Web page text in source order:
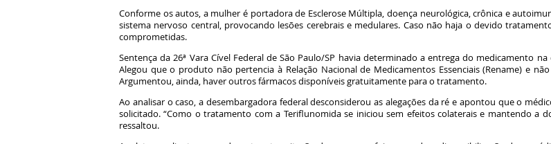
Conforme os autos, a mulher é portadora de Esclerose Múltipla, doença neurológica, crônica e
sistema nervoso central, provocando lesões cerebrais e medulares. Caso não haja o devido
comprometidas.
Sentença da 26ª Vara Cível Federal de São Paulo/SP havia determinado a entrega do medicamento
Alegou que o produto não pertencia à Relação Nacional de Medicamentos Essenciais (Rename) e
Argumentou, ainda, haver outros fármacos disponíveis gratuitamente para o tratamento.
Ao analisar o caso, a desembargadora federal desconsiderou as alegações da ré e apontou que o
solicitado. “Como o tratamento com a Teriflunomida se iniciou sem efeitos colaterais e mantendo a
ressaltou.